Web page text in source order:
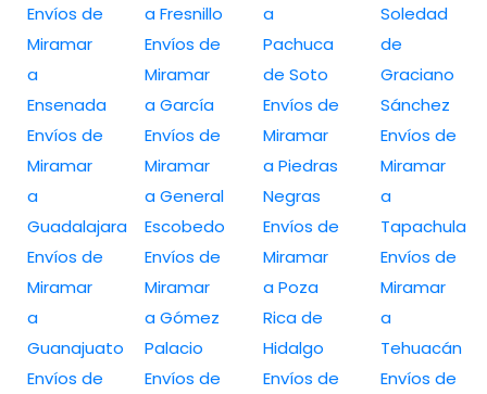
Envíos de
Miramar
a
Ensenada
Envíos de
Miramar
a
Guadalajara
Envíos de
Miramar
a
Guanajuato
Envíos de
a Fresnillo
Envíos de
Miramar
a García
Envíos de
Miramar
a General
Escobedo
Envíos de
Miramar
a Gómez
Palacio
Envíos de
a
Pachuca
de Soto
Envíos de
Miramar
a Piedras
Negras
Envíos de
Miramar
a Poza
Rica de
Hidalgo
Envíos de
Soledad
de
Graciano
Sánchez
Envíos de
Miramar
a
Tapachula
Envíos de
Miramar
a
Tehuacán
Envíos de